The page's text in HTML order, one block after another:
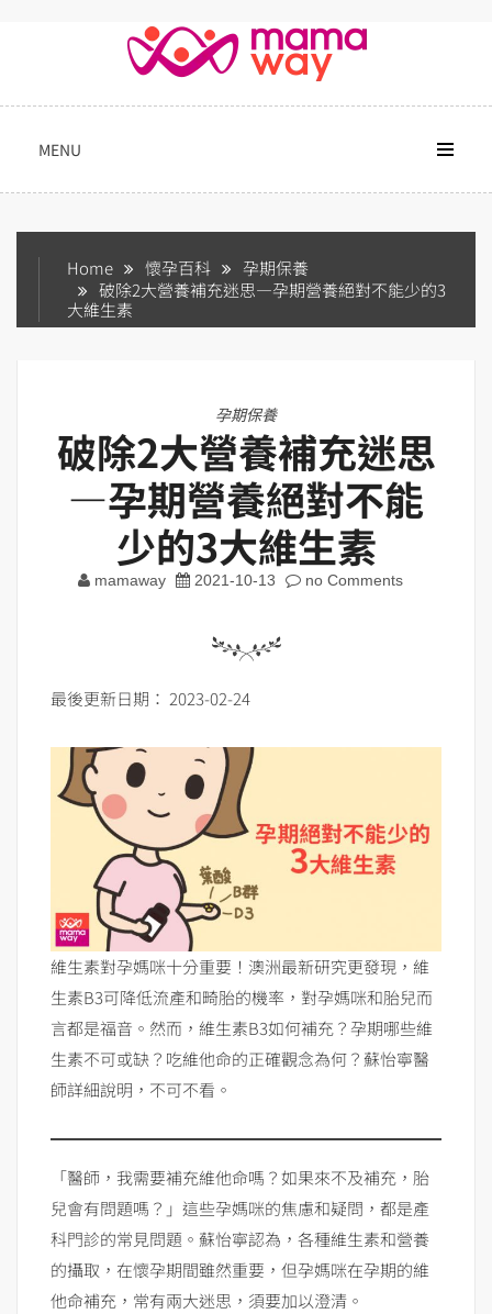
MENU
Home 懷孕百科
孕期保養
破除2大營養補充迷思—孕期營養絕對不能少的3
大維生素
孕期保養
破除2大營養補充迷思
—孕期營養絕對不能
少的3大維生素
mamaway 2021-10-13 no Comments
最後更新日期： 2023-02-24
維生素對孕媽咪十分重要！澳洲最新研究更發現，維
生素B3可降低流產和畸胎的機率，對孕媽咪和胎兒而
言都是福音。然而，維生素B3如何補充？孕期哪些維
生素不可或缺？吃維他命的正確觀念為何？蘇怡寧醫
師詳細說明，不可不看。
「醫師，我需要補充維他命嗎？如果來不及補充，胎
兒會有問題嗎？」這些孕媽咪的焦慮和疑問，都是產
科門診的常見問題。蘇怡寧認為，各種維生素和營養
的攝取，在懷孕期間雖然重要，但孕媽咪在孕期的維
他命補充，常有兩大迷思，須要加以澄清。